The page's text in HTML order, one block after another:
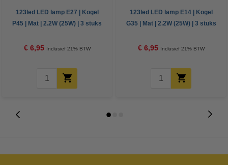
123led LED lamp E27 | Kogel
P45 | Mat | 2.2W (25W) | 3 stuks
€ 6,95 Inclusief 21% BTW
123led LED lamp E14 | Kogel
G35 | Mat | 2.2W (25W) | 3 stuks
€ 6,95 Inclusief 21% BTW